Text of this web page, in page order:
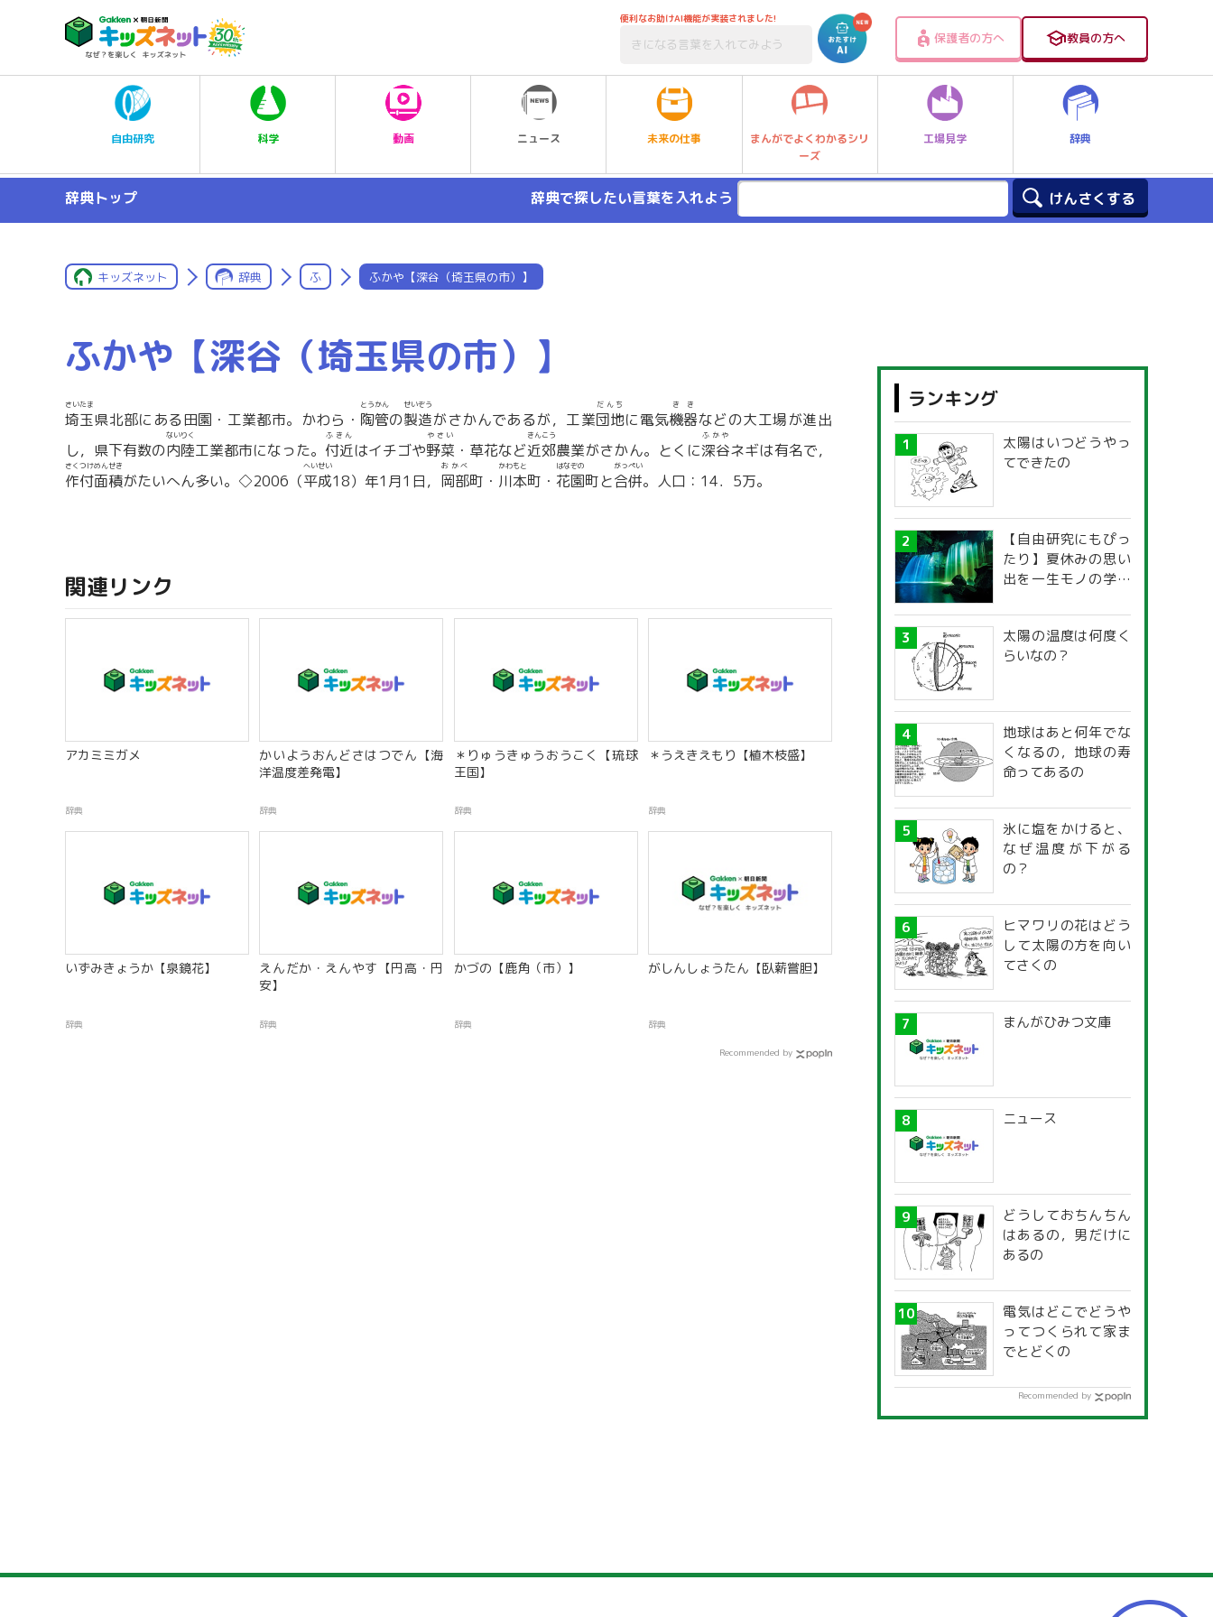
便利なお助けAI機能が実装されました!
保護者の方へ 教員の方へ
自由研究 科学 動画 ニュース 未来の仕事
まんがでよくわかるシリ
ーズ
工場見学 辞典
辞典トップ 辞典で探したい言葉を入れよう
キッズネット 辞典 ふ ふかや【深谷（埼玉県の市）】
ふかや【深谷（埼玉県の市）】
埼玉
さいたま
県北部にある田園・工業都市。かわら・ 陶管
とうかん
の製造
せいぞう
がさかんであるが，工業団地
だんち
に電気機器
きき
などの大工場が進出
し，県下有数の内陸
ないりく
工業都市になった。 付近
ふきん
はイチゴや野菜
やさい
・草花など近郊
きんこう
農業がさかん。とくに深谷
ふかや
ネギは有名で，
作付面積
さくつけめんせき
がたいへん多い。◇2006（平成
へいせい
18）年1月1日， 岡部
おかべ
町・ 川本
かわもと
町・ 花園
はなぞの
町と合併
がっぺい
。人口：14．5万。
関連リンク
アカミミガメ
辞典
かいようおんどさはつでん【海
洋温度差発電】
辞典
＊りゅうきゅうおうこく【琉球
王国】
辞典
＊うえきえもり【植木枝盛】
辞典
いずみきょうか【泉鏡花】
辞典
えんだか・えんやす【円高・円
安】
辞典
かづの【鹿角（市）】
辞典
がしんしょうたん【臥薪嘗胆】
辞典
Recommended by
ランキング
太陽はいつどうやっ
てできたの
【自由研究にもぴっ
たり】夏休みの思い
出を一生モノの学び
探究ガイド
太陽の温度は何度く
らいなの？
地球はあと何年でな
くなるの，地球の寿
命ってあるの
氷に塩をかけると、
なぜ温度が下がる
の？
ヒマワリの花はどう
して太陽の方を向い
てさくの
まんがひみつ文庫
ニュース
どうしておちんちん
はあるの，男だけに
あるの
電気はどこでどうや
ってつくられて家ま
でとどくの
Recommended by